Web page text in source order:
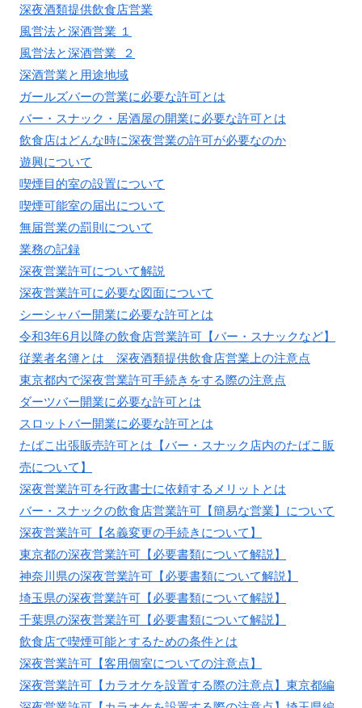
深夜酒類提供飲食店営業
風営法と深酒営業 １
風営法と深酒営業 ２
深酒営業と用途地域
ガールズバーの営業に必要な許可とは
バー・スナック・居酒屋の開業に必要な許可とは
飲食店はどんな時に深夜営業の許可が必要なのか
遊興について
喫煙目的室の設置について
喫煙可能室の届出について
無届営業の罰則について
業務の記録
深夜営業許可について解説
深夜営業許可に必要な図面について
シーシャバー開業に必要な許可とは
令和3年6月以降の飲食店営業許可【バー・スナックなど】
従業者名簿とは 深夜酒類提供飲食店営業上の注意点
東京都内で深夜営業許可手続きをする際の注意点
ダーツバー開業に必要な許可とは
スロットバー開業に必要な許可とは
たばこ出張販売許可とは【バー・スナック店内のたばこ販
売について】
深夜営業許可を行政書士に依頼するメリットとは
バー・スナックの飲食店営業許可【簡易な営業】について
深夜営業許可【名義変更の手続きについて】
東京都の深夜営業許可【必要書類について解説】
神奈川県の深夜営業許可【必要書類について解説】
埼玉県の深夜営業許可【必要書類について解説】
千葉県の深夜営業許可【必要書類について解説】
飲食店で喫煙可能とするための条件とは
深夜営業許可【客用個室についての注意点】
深夜営業許可【カラオケを設置する際の注意点】東京都編